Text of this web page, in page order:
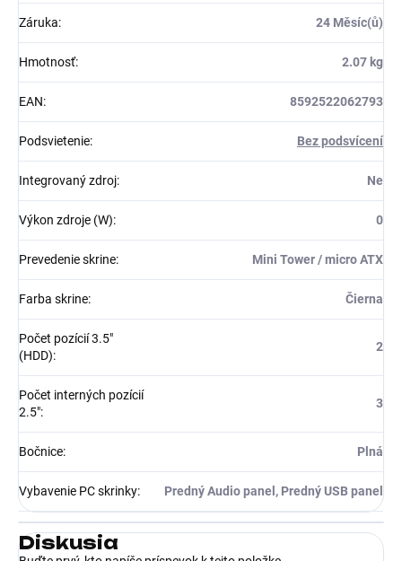
Záruka: 24 Měsíc(ů)
Hmotnosť: 2.07 kg
EAN: 8592522062793
Podsvietenie: Bez podsvícení
Integrovaný zdroj: Ne
Výkon zdroje (W): 0
Prevedenie skrine: Mini Tower / micro ATX
Farba skrine: Čierna
Počet pozícií 3.5"
(HDD):
2
Počet interných pozícií
2.5":
3
Bočnice: Plná
Vybavenie PC skrinky: Predný Audio panel, Predný USB panel
Diskusia